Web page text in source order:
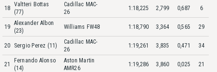
18
Valtteri Bottas
(77)
Cadillac MAC-
26
1:18,225 2,799 0,687 6
19
Alexander Albon
(23)
Williams FW48 1:18,790 3,364 0,565 29
20 Sergio Perez (11)
Cadillac MAC-
26
1:19,261 3,835 0,471 34
21
Fernando Alonso
(14)
Aston Martin
AMR26
1:19,286 3,860 0,025 21